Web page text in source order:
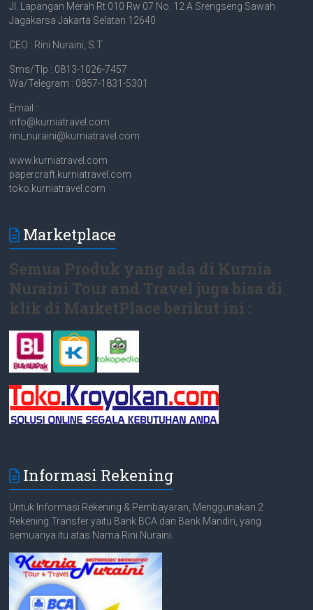
Jl. Lapangan Merah Rt 010 Rw 07 No. 12 A Srengseng Sawah
Jagakarsa Jakarta Selatan 12640
CEO : Rini Nuraini, S.T
Sms/Tlp : 0813-1026-7457
Wa/Telegram : 0857-1831-5301
Email :
info@kurniatravel.com
rini_nuraini@kurniatravel.com
www.kurniatravel.com
papercraft.kurniatravel.com
toko.kurniatravel.com
Marketplace
Semua Produk yang ada di Kurnia
Nuraini Tour and Travel juga bisa di
klik di MarketPlace berikut ini :
Informasi Rekening
Untuk Informasi Rekening & Pembayaran, Menggunakan 2
Rekening Transfer yaitu Bank BCA dan Bank Mandiri, yang
semuanya itu atas Nama Rini Nuraini.